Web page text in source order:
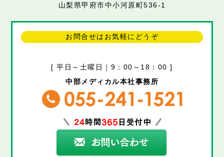
山梨県甲府市中小河原町536-1
お問合せはお気軽にどうぞ
[ 平日～土曜日｜9：00～18：00 ]
中部メディカル本社事務所